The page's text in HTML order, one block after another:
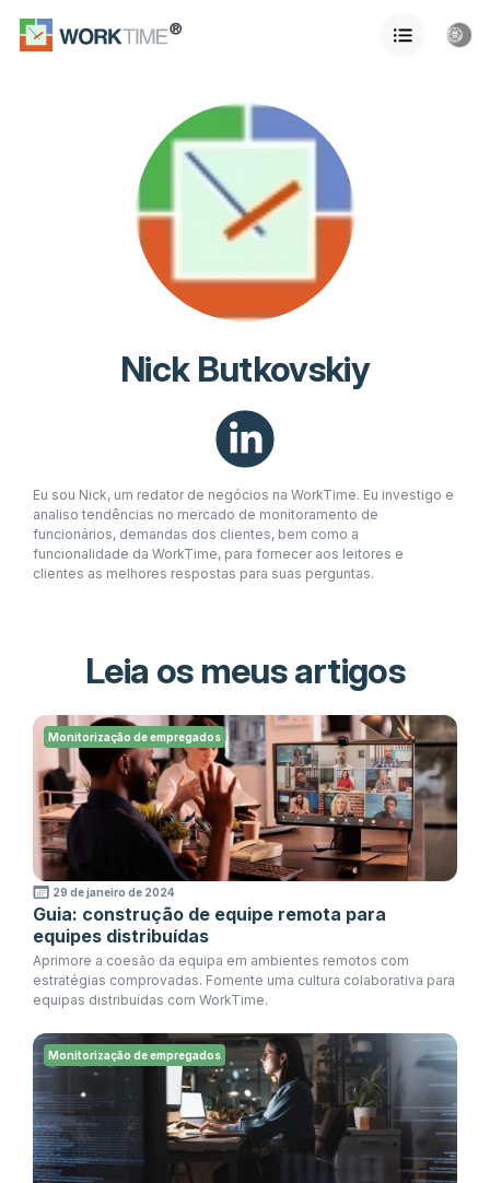
Nick Butkovskiy
Eu sou Nick, um redator de negócios na WorkTime. Eu investigo e
analiso tendências no mercado de monitoramento de
funcionários, demandas dos clientes, bem como a
funcionalidade da WorkTime, para fornecer aos leitores e
clientes as melhores respostas para suas perguntas.
Leia os meus artigos
29 de janeiro de 2024
Guia: construção de equipe remota para
equipes distribuídas
Aprimore a coesão da equipa em ambientes remotos com
estratégias comprovadas. Fomente uma cultura colaborativa para
equipas distribuídas com WorkTime.
Monitorização de empregados
Monitorização de empregados